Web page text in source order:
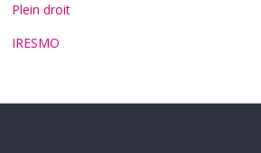
Plein droit
IRESMO